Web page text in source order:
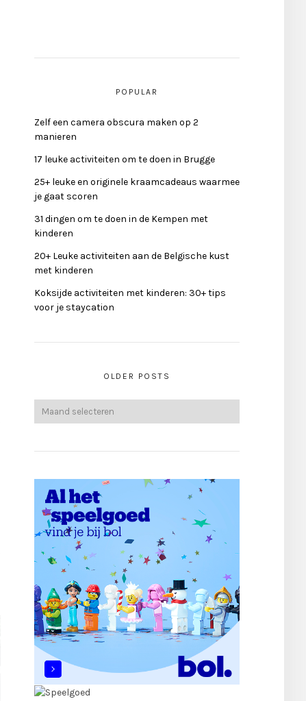
POPULAR
Zelf een camera obscura maken op 2
manieren
17 leuke activiteiten om te doen in Brugge
25+ leuke en originele kraamcadeaus waarmee
je gaat scoren
31 dingen om te doen in de Kempen met
kinderen
20+ Leuke activiteiten aan de Belgische kust
met kinderen
Koksijde activiteiten met kinderen: 30+ tips
voor je staycation
OLDER POSTS